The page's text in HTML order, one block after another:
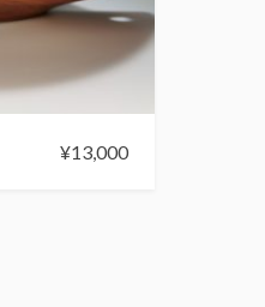
¥13,000